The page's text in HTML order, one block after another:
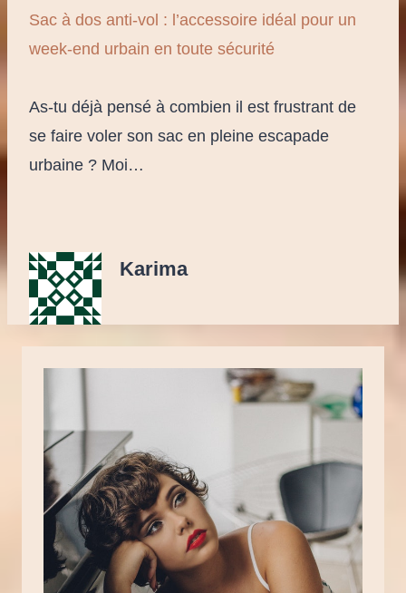
Sac à dos anti-vol : l’accessoire idéal pour un
week-end urbain en toute sécurité
As-tu déjà pensé à combien il est frustrant de
se faire voler son sac en pleine escapade
urbaine ? Moi…
Karima